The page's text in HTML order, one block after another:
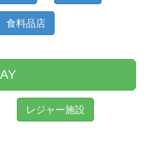
食料品店
レジャー施設